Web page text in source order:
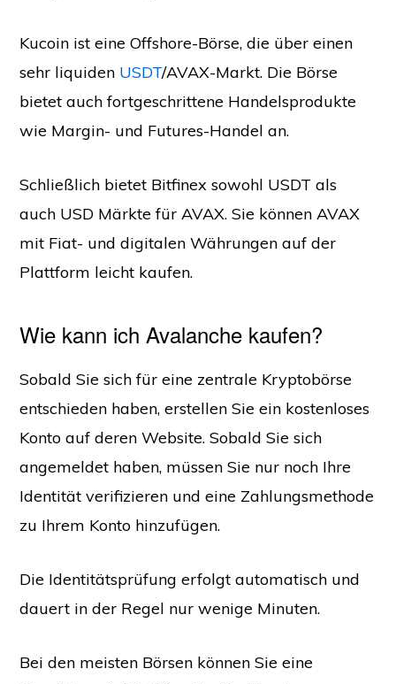
Kucoin ist eine Offshore-Börse, die über einen
sehr liquiden USDT/AVAX-Markt. Die Börse
bietet auch fortgeschrittene Handelsprodukte
wie Margin- und Futures-Handel an.
Schließlich bietet Bitfinex sowohl USDT als
auch USD Märkte für AVAX. Sie können AVAX
mit Fiat- und digitalen Währungen auf der
Plattform leicht kaufen.
Wie kann ich Avalanche kaufen?
Sobald Sie sich für eine zentrale Kryptobörse
entschieden haben, erstellen Sie ein kostenloses
Konto auf deren Website. Sobald Sie sich
angemeldet haben, müssen Sie nur noch Ihre
Identität verifizieren und eine Zahlungsmethode
zu Ihrem Konto hinzufügen.
Die Identitätsprüfung erfolgt automatisch und
dauert in der Regel nur wenige Minuten.
Bei den meisten Börsen können Sie eine